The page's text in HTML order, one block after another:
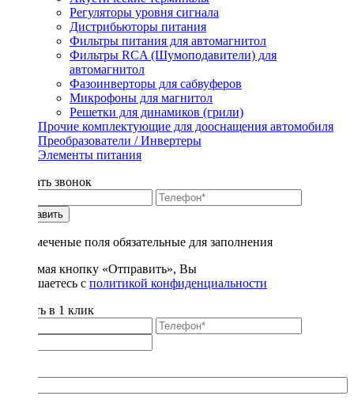
Регуляторы уровня сигнала
Дистрибьюторы питания
Фильтры питания для автомагнитол
Фильтры RCA (Шумоподавители) для
автомагнитол
Фазоинверторы для сабвуферов
Микрофоны для магнитол
Решетки для динамиков (грили)
Прочие комплектующие для дооснащения автомобиля
Преобразователи / Инвертеры
Элементы питания
Заказать звонок
Отправить
* - отмеченые поля обязательные для заполнения
Нажимая кнопку «Отправить», Вы
соглашаетесь с политикой конфиденциальности
Купить в 1 клик